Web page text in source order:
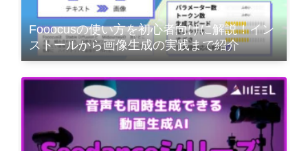
Fooocusの使い方を初心者向けに解説！イン
ストールから画像生成の実践まで紹介